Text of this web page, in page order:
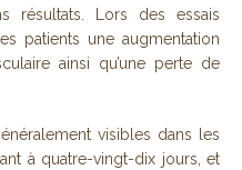
résultats. Lors des essais
patients une augmentation
ainsi qu’une perte de
visibles dans les
à quatre-vingt-dix jours, et